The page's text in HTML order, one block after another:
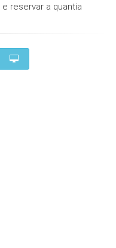
reservar a quantia